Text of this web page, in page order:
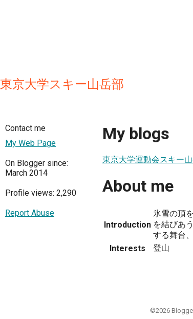
東京大学スキー山岳部
Contact me
My Web Page
On Blogger since:
March 2014
Profile views: 2,290
Report Abuse
My blogs
東京大学運動会スキー
About me
Introduction
氷雪の頂
を結びあ
する舞台
Interests
登山
©2026